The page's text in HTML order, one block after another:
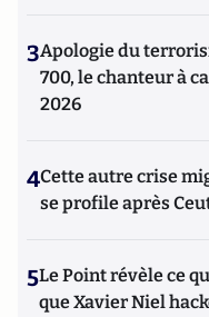
3Apologie du
700, le chanteur à
2026
4Cette autre crise
se profile après
5Le Point révèle ce
que Xavier Niel